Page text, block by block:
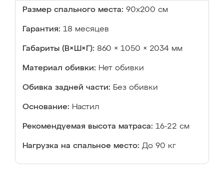
Размер спального места: 90х200 см
Гарантия: 18 месяцев
Габариты (В×Ш×Г): 860 × 1050 × 2034 мм
Материал обивки: Нет обивки
Обивка задней части: Без обивки
Основание: Настил
Рекомендуемая высота матраса: 16-22 см
Нагрузка на спальное место: До 90 кг